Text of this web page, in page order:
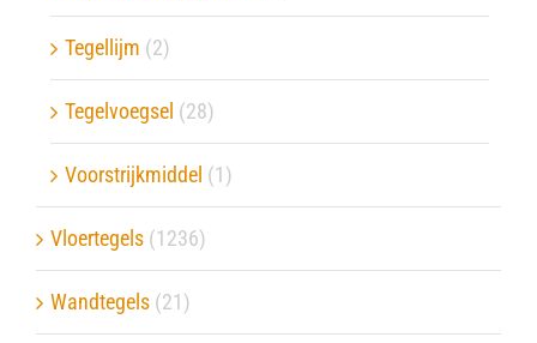
Tegellijm (2)
Tegelvoegsel (28)
Voorstrijkmiddel (1)
Vloertegels (1236)
Wandtegels (21)